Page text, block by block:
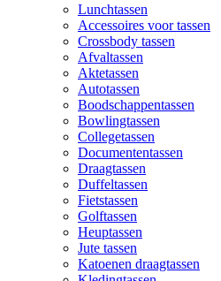
Lunchtassen
Accessoires voor tassen
Crossbody tassen
Afvaltassen
Aktetassen
Autotassen
Boodschappentassen
Bowlingtassen
Collegetassen
Documententassen
Draagtassen
Duffeltassen
Fietstassen
Golftassen
Heuptassen
Jute tassen
Katoenen draagtassen